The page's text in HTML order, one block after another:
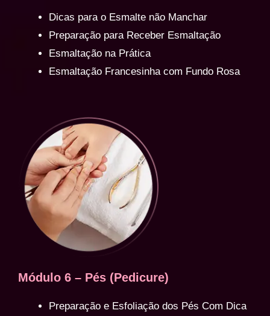
Dicas para o Esmalte não Manchar
Preparação para Receber Esmaltação
Esmaltação na Prática
Esmaltação Francesinha com Fundo Rosa
Módulo 6 – Pés (Pedicure)
Preparação e Esfoliação dos Pés Com Dica